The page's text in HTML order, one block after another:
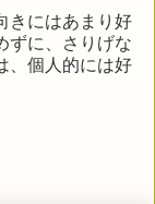
きにはあまり好
ずに、さりげな
、個人的には好